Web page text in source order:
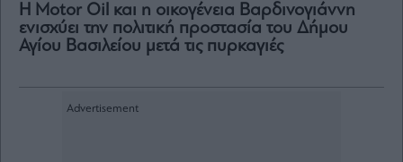
Η Motor Oil και η οικογένεια Βαρδινογιάννη
ενισχύει την πολιτική προστασία του Δήμου
Αγίου Βασιλείου μετά τις πυρκαγιές